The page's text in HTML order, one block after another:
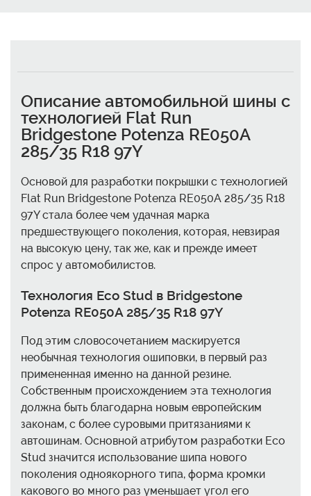
Описание автомобильной шины с
технологией Flat Run
Bridgestone Potenza RE050A
285/35 R18 97Y
Основой для разработки покрышки с технологией
Flat Run Bridgestone Potenza RE050A 285/35 R18
97Y стала более чем удачная марка
предшествующего поколения, которая, невзирая
на высокую цену, так же, как и прежде имеет
спрос у автомобилистов.
Технология Eco Stud в Bridgestone
Potenza RE050A 285/35 R18 97Y
Под этим словосочетанием маскируется
необычная технология ошиповки, в первый раз
примененная именно на данной резине.
Собственным происхождением эта технология
должна быть благодарна новым европейским
законам, с более суровыми притязаниями к
автошинам. Основной атрибутом разработки Eco
Stud значится использование шипа нового
поколения одноякорного типа, форма кромки
какового во много раз уменьшает угол его